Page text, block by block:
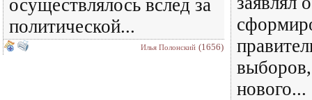
осуществлялось вслед за
политической...
Илья Полонский (1656)
нового...